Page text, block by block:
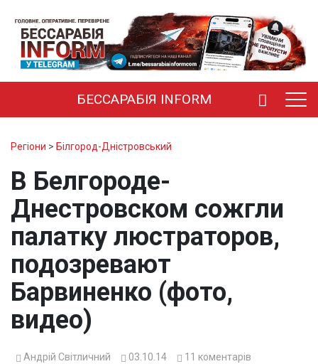
БЕССАРАБІЯ INFORM
Регіони > Білгород-Дністровський
В Белгороде-
Днестровском сожгли
палатку люстраторов,
подозревают
Барвиненко (фото,
видео)
Андрій Світличний 03.10.14 11 коментарів